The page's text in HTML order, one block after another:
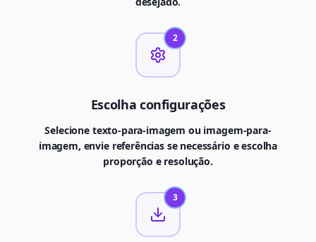
2
Escolha configurações
Selecione texto-para-imagem ou imagem-para-
imagem, envie referências se necessário e escolha
proporção e resolução.
3